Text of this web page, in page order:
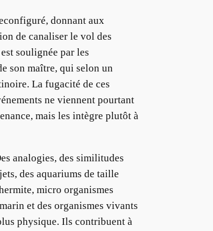
donnant aux
de canaliser le vol des
soulignée par les
son maître, qui selon un
La fugacité de ces
ne viennent pourtant
mais les intègre plutôt à
analogies, des similitudes
des aquariums de taille
micro organismes
et des organismes vivants
physique. Ils contribuent à